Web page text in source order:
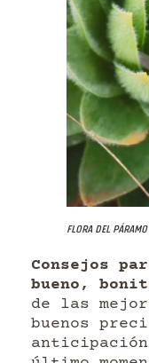
Flora del
Consejos
bueno,
de las
buenos